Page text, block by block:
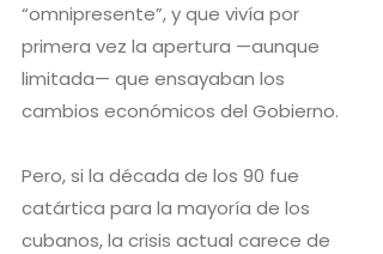
“omnipresente”, y que vivía por
primera vez la apertura —aunque
limitada— que ensayaban los
cambios económicos del Gobierno.
Pero, si la década de los 90 fue
catártica para la mayoría de los
cubanos, la crisis actual carece de